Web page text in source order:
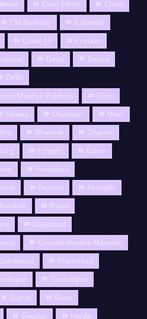
Chief Editor
China
CM Birthday
Colombo
Covid-19
Crecket
Datia
Dausa
Delhi
Madhya Pradesh
Desh
Dewas Dhamtari
Dhar
Dharmik
Dharnik
e paper
Editor
Faridabad
Festival
Festivals
Football
Fraud
Gajiyabad
Gaurela-Pendra-Marwahi
Ghaziabad
Gouhargan
Gujrat
Guna
Gwalior
Harda